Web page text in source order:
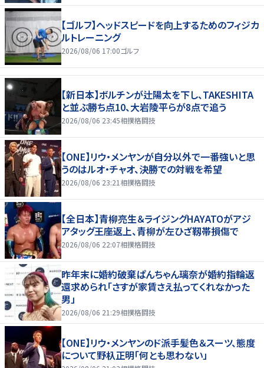
【ゴルフ】ヘッドスピードを向上するためのフィジカ
ルトレーニング
2026/08/06 17:00ゴルフ
【新日本】ボルチンが辻陽太を下し、TAKESHITA
と並ぶ勝ち点10、大岩陵平らが8点で追う
2026/08/06 23:45相撲格闘技
【ONE】リウ・メンヤンが自分以外で一番強いと思
うのはルオ・チャオ、決勝での対戦を希望
2026/08/06 23:21 相撲格闘技
【全日本】青柳亮生＆ライジングHAYATOがアジ
アタッグ王座返上、青柳が左ひざ靱帯損傷で
2026/08/06 22:07相撲格闘技
昨年末に婚約破棄ぱんちゃん璃奈が婚約指輪返
還求められ「さすが家賃さえ払ってくれなかった
男」
2026/08/06 21:29相撲格闘技
【ONE】リウ・メンヤンのド派手髪色＆スーツ、態度
について野杁正明「何とも思わない」